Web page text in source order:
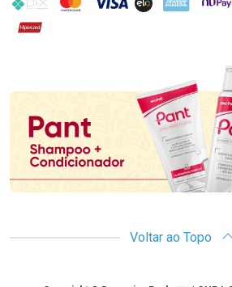
Hipercard
Voltar ao Topo